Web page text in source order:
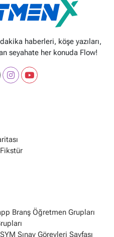
haberleri, köşe yazıları,
seyahate her konuda Flow!
Branş Öğretmen Grupları
Sınav Görevleri Sayfası